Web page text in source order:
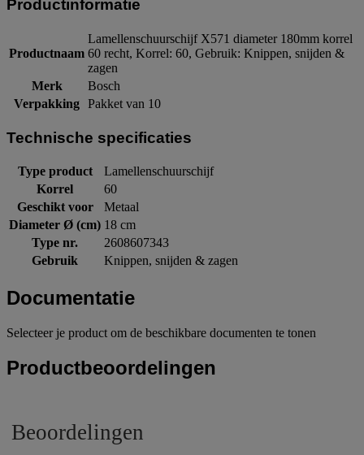
Productinformatie
Productnaam
Lamellenschuurschijf X571 diameter 180mm korrel
60 recht, Korrel: 60, Gebruik: Knippen, snijden &
zagen
Merk
Bosch
Verpakking Pakket van 10
Technische specificaties
Type product
Lamellenschuurschijf
Korrel
60
Geschikt voor
Metaal
Diameter Ø (cm) 18 cm
Type nr.
2608607343
Gebruik
Knippen, snijden & zagen
Documentatie
Selecteer je product om de beschikbare documenten te tonen
Productbeoordelingen